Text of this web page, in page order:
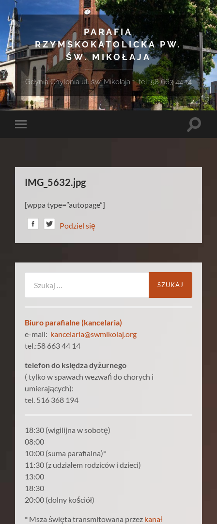
PARAFIA
RZYMSKOKATOLICKA PW.
ŚW. MIKOŁAJA
Gdynia Chylonia ul. św. Mikołaja 1, tel. 58 663 44 14
Toggle
Toggle
IMG_5632.jpg
[wppa type=”autopage”]
Podziel się
Biuro parafialne (kancelaria)
e-mail: kancelaria@swmikolaj.org
tel.:58 663 44 14
telefon do księdza dyżurnego
( tylko w spawach wezwań do chorych i
umierających):
tel. 516 368 194
18:30 (wigilijna w sobotę)
08:00
10:00 (suma parafialna)*
11:30 (z udziałem rodziców i dzieci)
13:00
18:30
20:00 (dolny kościół)
* Msza święta transmitowana przez kanał